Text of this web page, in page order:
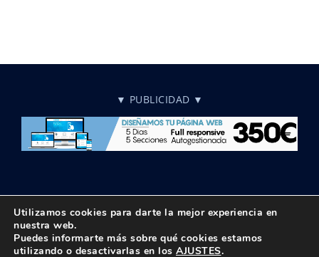
▼ PUBLICIDAD ▼
© Copyright 2018 - 2026 UPTA | Todos los derechos reservados
|Política de privacidad|Aviso Legal
Utilizamos cookies para darte la mejor experiencia en
nuestra web.
Puedes informarte más sobre qué cookies estamos
utilizando o desactivarlas en los AJUSTES.